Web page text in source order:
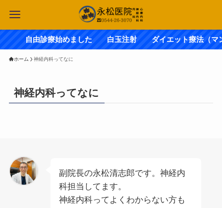
自由診療始めました 白玉注射 ダイエット療法
ホーム 神経内科ってなに
神経内科ってなに
副院長の永松清志郎です。神経内
科担当してます。
神経内科ってよくわからない方も